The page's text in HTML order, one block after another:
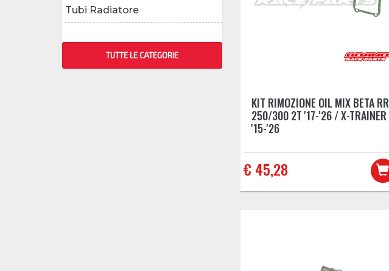
Tubi Radiatore
TUTTE LE CATEGORIE
KIT RIMOZIONE OIL MIX BETA RR
250/300 2T '17-'26 / X-TRAINER
'15-'26
€ 45,28